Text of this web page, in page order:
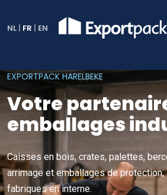
NL | FR | EN
EXPORTPACK HARELBEKE
Votre
emballages
Caisses en bois, crates, palettes,
arrimage et emballages de
fabriques en interne.